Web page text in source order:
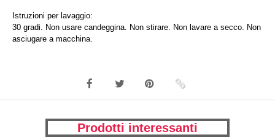
Istruzioni per lavaggio:
30 gradi. Non usare candeggina. Non stirare. Non lavare a secco. Non
asciugare a macchina.
Prodotti interessanti